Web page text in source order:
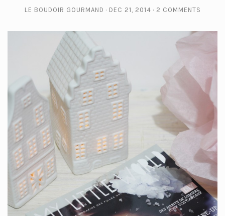
LE BOUDOIR GOURMAND DEC 21, 2014 2 COMMENTS